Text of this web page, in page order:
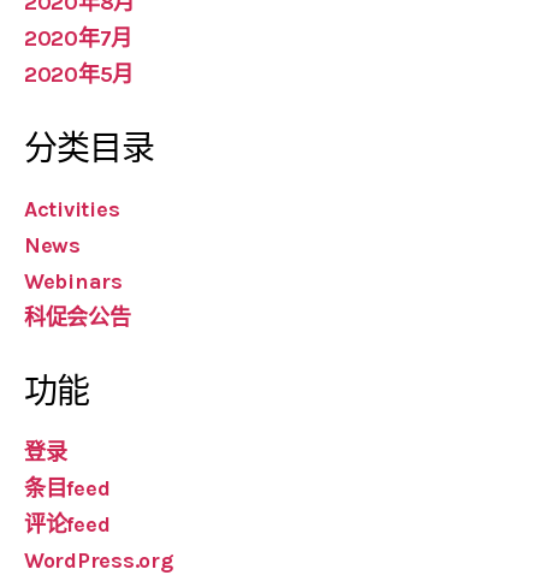
2020年7月
2020年5月
分类目录
Activities
News
Webinars
科促会公告
功能
登录
条目feed
评论feed
WordPress.org